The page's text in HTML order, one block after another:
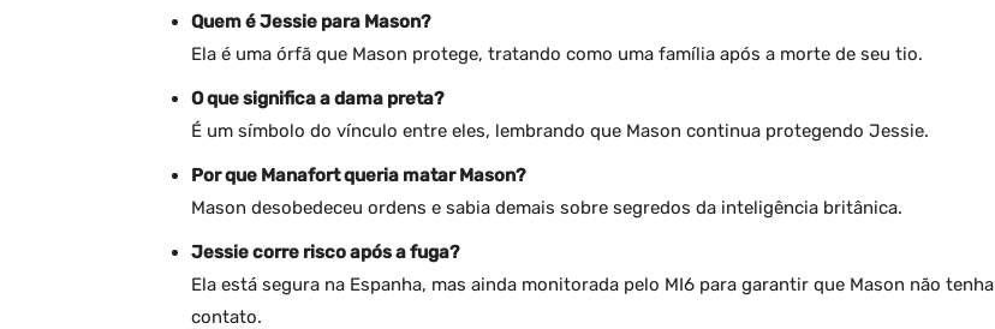
Quem é Jessie para Mason?
Ela é uma órfã que Mason protege, tratando como uma família após a morte de seu tio.
O que significa a dama preta?
É um símbolo do vínculo entre eles, lembrando que Mason continua protegendo Jessie.
Por que Manafort queria matar Mason?
Mason desobedeceu ordens e sabia demais sobre segredos da inteligência britânica.
Jessie corre risco após a fuga?
Ela está segura na Espanha, mas ainda monitorada pelo MI6 para garantir que Mason não tenha
contato.